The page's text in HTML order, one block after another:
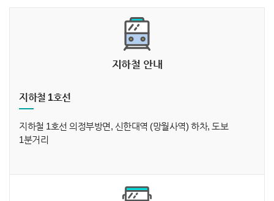
지하철 안내
지하철 1호선
지하철 1호선 의정부방면, 신한대역 (망월사역) 하차, 도보
1분거리